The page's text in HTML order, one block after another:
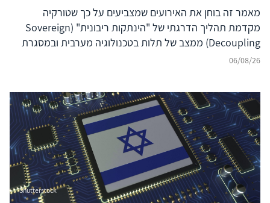
מאמר זה בוחן את האירועים שמצביעים על כך שטורקיה
מקדמת תהליך הדרגתי של "הינתקות ריבונית" (Sovereign
Decoupling) ממצב של תלות בטכנולוגיה מערבית ובמסגרת
ברית נאט"ו לעבר בניית יכולת סייבר עצמאית ולמעצמת סייבר
מעבר לגבולותיה. להשלכות על הביטחון האזורי – בפרט עבור
ישראל, יוון, קפריסין ויכולת הפעולה המשותפת
(Interoperability) של נאט"ו – נודעת משמעות רבה, המחייבת
בחינה אסטרטגית קפדנית.
06/08/26
Shutterstock